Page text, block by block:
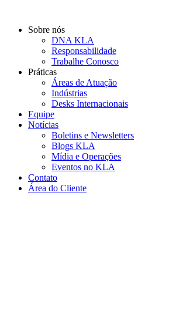
Sobre nós
DNA KLA
Responsabilidade
Trabalhe Conosco
Práticas
Áreas de Atuação
Indústrias
Desks Internacionais
Equipe
Notícias
Boletins e Newsletters
Blogs KLA
Mídia e Operações
Eventos no KLA
Contato
Área do Cliente